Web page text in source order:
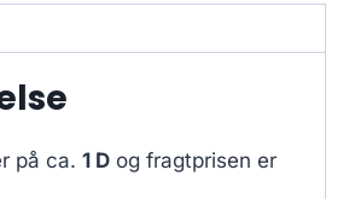
på ca. 1 D og fragtprisen er